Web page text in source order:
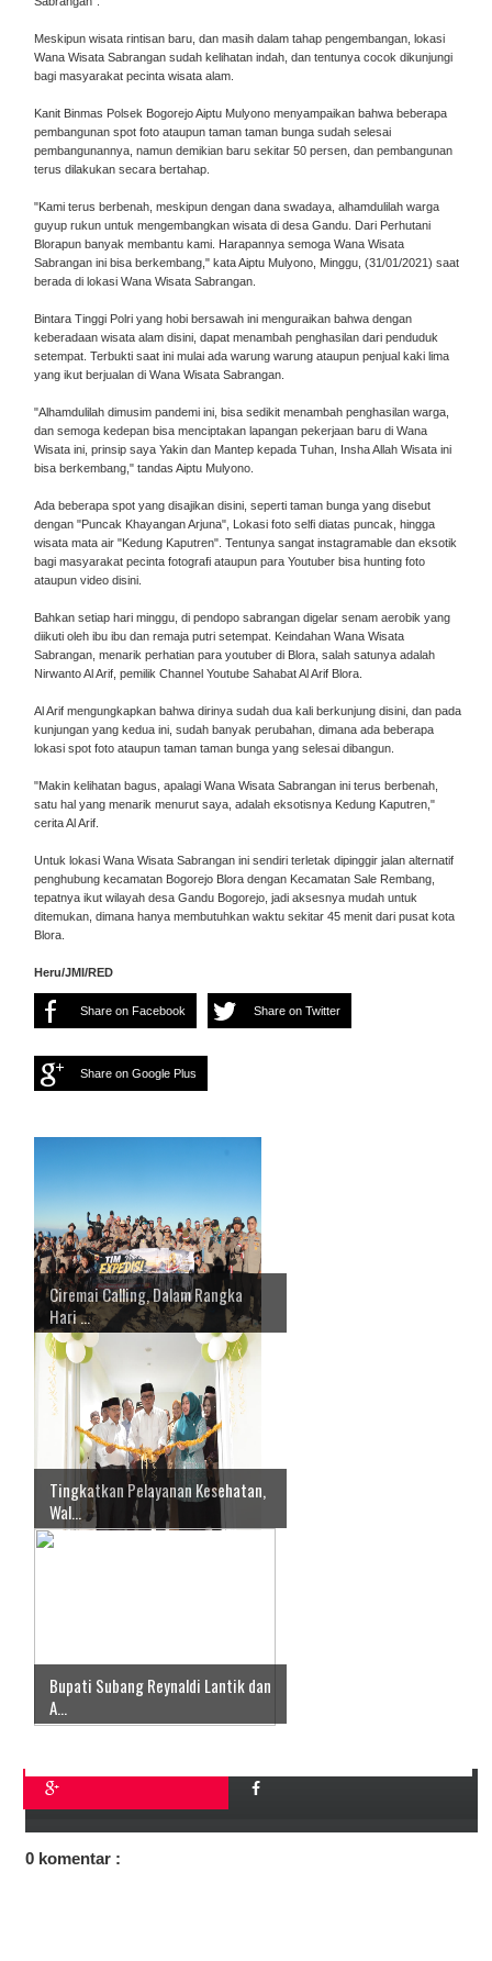
Meskipun wisata rintisan baru, dan masih dalam tahap pengembangan, lokasi
Wana Wisata Sabrangan sudah kelihatan indah, dan tentunya cocok dikunjungi
bagi masyarakat pecinta wisata alam.
Kanit Binmas Polsek Bogorejo Aiptu Mulyono menyampaikan bahwa beberapa
pembangunan spot foto ataupun taman taman bunga sudah selesai
pembangunannya, namun demikian baru sekitar 50 persen, dan pembangunan
terus dilakukan secara bertahap.
"Kami terus berbenah, meskipun dengan dana swadaya, alhamdulilah warga
guyup rukun untuk mengembangkan wisata di desa Gandu. Dari Perhutani
Blorapun banyak membantu kami. Harapannya semoga Wana Wisata
Sabrangan ini bisa berkembang," kata Aiptu Mulyono, Minggu, (31/01/2021) saat
berada di lokasi Wana Wisata Sabrangan.
Bintara Tinggi Polri yang hobi bersawah ini menguraikan bahwa dengan
keberadaan wisata alam disini, dapat menambah penghasilan dari penduduk
setempat. Terbukti saat ini mulai ada warung warung ataupun penjual kaki lima
yang ikut berjualan di Wana Wisata Sabrangan.
"Alhamdulilah dimusim pandemi ini, bisa sedikit menambah penghasilan warga,
dan semoga kedepan bisa menciptakan lapangan pekerjaan baru di Wana
Wisata ini, prinsip saya Yakin dan Mantep kepada Tuhan, Insha Allah Wisata ini
bisa berkembang," tandas Aiptu Mulyono.
Ada beberapa spot yang disajikan disini, seperti taman bunga yang disebut
dengan "Puncak Khayangan Arjuna", Lokasi foto selfi diatas puncak, hingga
wisata mata air "Kedung Kaputren". Tentunya sangat instagramable dan eksotik
bagi masyarakat pecinta fotografi ataupun para Youtuber bisa hunting foto
ataupun video disini.
Bahkan setiap hari minggu, di pendopo sabrangan digelar senam aerobik yang
diikuti oleh ibu ibu dan remaja putri setempat. Keindahan Wana Wisata
Sabrangan, menarik perhatian para youtuber di Blora, salah satunya adalah
Nirwanto Al Arif, pemilik Channel Youtube Sahabat Al Arif Blora.
Al Arif mengungkapkan bahwa dirinya sudah dua kali berkunjung disini, dan pada
kunjungan yang kedua ini, sudah banyak perubahan, dimana ada beberapa
lokasi spot foto ataupun taman taman bunga yang selesai dibangun.
"Makin kelihatan bagus, apalagi Wana Wisata Sabrangan ini terus berbenah,
satu hal yang menarik menurut saya, adalah eksotisnya Kedung Kaputren,"
cerita Al Arif.
Untuk lokasi Wana Wisata Sabrangan ini sendiri terletak dipinggir jalan alternatif
penghubung kecamatan Bogorejo Blora dengan Kecamatan Sale Rembang,
tepatnya ikut wilayah desa Gandu Bogorejo, jadi aksesnya mudah untuk
ditemukan, dimana hanya membutuhkan waktu sekitar 45 menit dari pusat kota
Blora.
Heru/JMI/RED
Share on Facebook Share on Twitter
Share on Google Plus
Ciremai Calling, Dalam Rangka
Hari ...
Tingkatkan Pelayanan Kesehatan,
Wal...
Bupati Subang Reynaldi Lantik dan
A...
0 komentar :